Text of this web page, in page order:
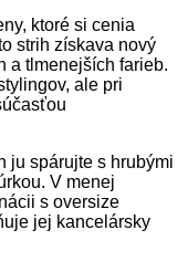
ktoré si cenia
strih získava nový
a tlmenejších farieb.
ale pri
ju spárujte s hrubými
V menej
s oversize
jej kancelársky